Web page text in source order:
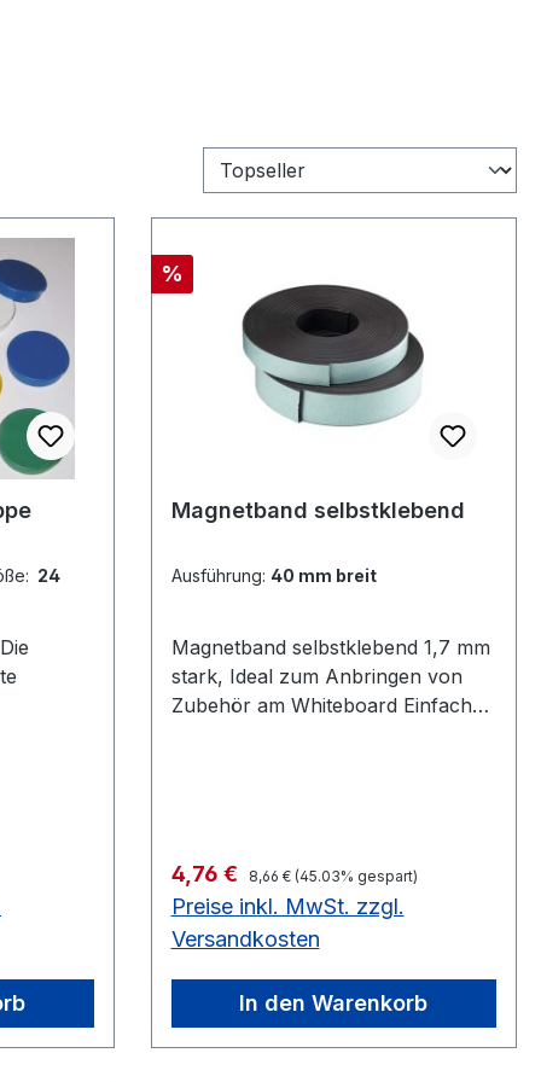
24
Farben
DIN
Rabatt
%
Magnetband selbstklebend
Ausführung: 40 mm breit
Magnetband selbstklebend 1,7 mm
stark, Ideal zum Anbringen von
Zubehör am Whiteboard Einfach
einer Schere von der Rolle
abschneiden Breite: 40 mm oder
50 mm Solange Vorrat reicht 40
mm - noch 30 Stück auf Lager
Preis pro Meter Wählen Sie Ihre
gewünschte Breite aus: Die
Verkaufspreis:
4,76 € Regulärer Preis:
8,66 € (45.03% gespart)
Preise inkl. MwSt. zzgl.
Versandkosten
In den Warenkorb